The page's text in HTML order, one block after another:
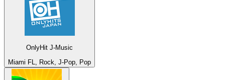
OnlyHit J-Music
Miami FL, Rock, J-Pop, Pop